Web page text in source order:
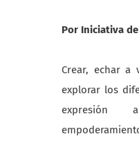
Por Iniciativa de
Crear, echar a
explorar los
expresión